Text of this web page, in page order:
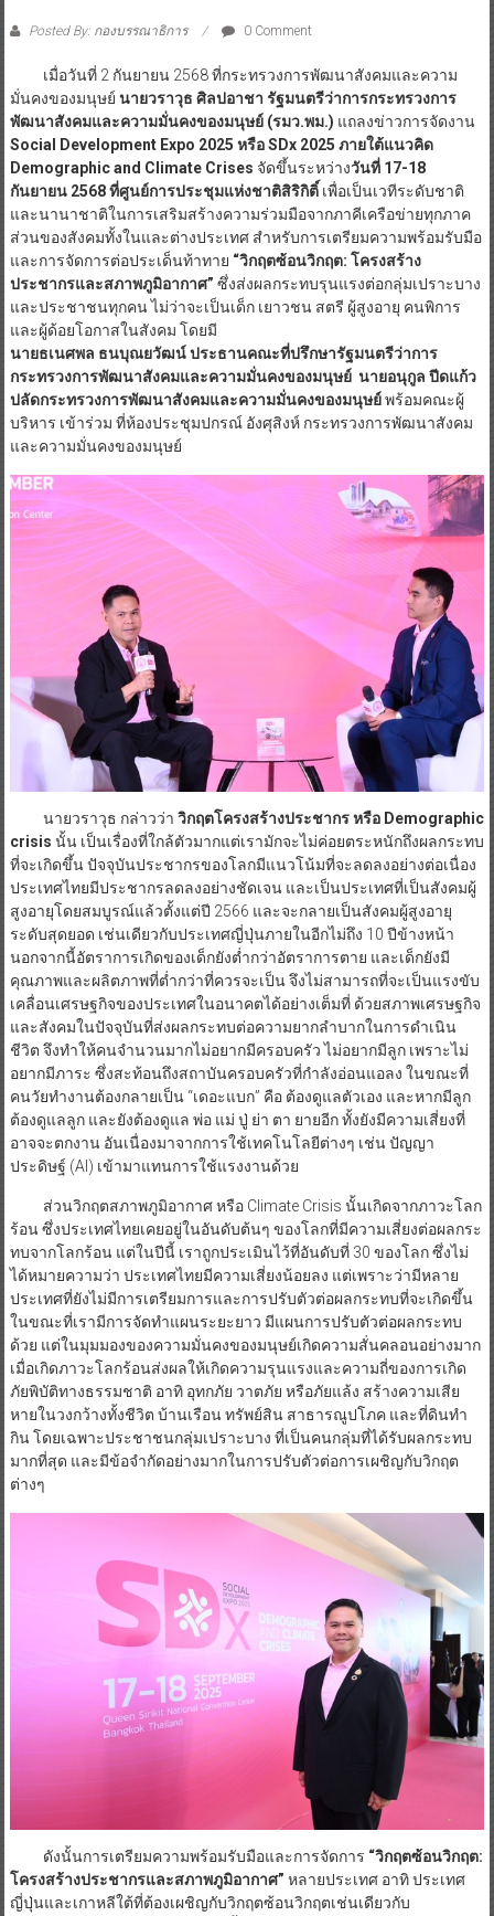
Posted By: กองบรรณาธิการ 0 Comment
เมื่อวันที่ 2 กันยายน 2568 ที่กระทรวงการพัฒนาสังคมและความ
มั่นคงของมนุษย์ นายวราวุธ ศิลปอาชา รัฐมนตรีว่าการกระทรวงการ
พัฒนาสังคมและความมั่นคงของมนุษย์ (รมว.พม.) แถลงข่าวการจัดงาน
Social Development Expo 2025 หรือ SDx 2025 ภายใต้แนวคิด
Demographic and Climate Crises จัดขึ้นระหว่างวันที่ 17-18
กันยายน 2568 ที่ศูนย์การประชุมแห่งชาติสิริกิติ์เพื่อเป็นเวทีระดับชาติ
และนานาชาติในการเสริมสร้างความร่วมมือจากภาคีเครือข่ายทุกภาค
ส่วนของสังคมทั้งในและต่างประเทศ สำหรับการเตรียมความพร้อมรับมือ
และการจัดการต่อประเด็นท้าทาย “วิกฤตซ้อนวิกฤต: โครงสร้าง
ประชากรและสภาพภูมิอากาศ” ซึ่งส่งผลกระทบรุนแรงต่อกลุ่มเปราะบาง
และประชาชนทุกคน ไม่ว่าจะเป็นเด็ก เยาวชน สตรี ผู้สูงอายุ คนพิการ
และผู้ด้อยโอกาสในสังคม โดยมี
นายธเนศพล ธนบุณยวัฒน์ ประธานคณะที่ปรึกษารัฐมนตรีว่าการ
กระทรวงการพัฒนาสังคมและความมั่นคงของมนุษย์ นายอนุกูล ปีดแก้ว
ปลัดกระทรวงการพัฒนาสังคมและความมั่นคงของมนุษย์พร้อมคณะผู้
บริหาร เข้าร่วม ที่ห้องประชุมปกรณ์ อังศุสิงห์ กระทรวงการพัฒนาสังคม
และความมั่นคงของมนุษย์
นายวราวุธ กล่าวว่า วิกฤตโครงสร้างประชากร หรือ Demographic
crisis นั้น เป็นเรื่องที่ใกล้ตัวมากแต่เรามักจะไม่ค่อยตระหนักถึงผลกระทบ
ที่จะเกิดขึ้น ปัจจุบันประชากรของโลกมีแนวโน้มที่จะลดลงอย่างต่อเนื่อง
ประเทศไทยมีประชากรลดลงอย่างชัดเจน และเป็นประเทศที่เป็นสังคมผู้
สูงอายุโดยสมบูรณ์แล้วตั้งแต่ปี 2566 และจะกลายเป็นสังคมผู้สูงอายุ
ระดับสุดยอด เช่นเดียวกับประเทศญี่ปุ่นภายในอีกไม่ถึง 10 ปีข้างหน้า
นอกจากนี้อัตราการเกิดของเด็กยังต่ำกว่าอัตราการตาย และเด็กยังมี
คุณภาพและผลิตภาพที่ต่ำกว่าที่ควรจะเป็น จึงไม่สามารถที่จะเป็นแรงขับ
เคลื่อนเศรษฐกิจของประเทศในอนาคตได้อย่างเต็มที่ ด้วยสภาพเศรษฐกิจ
และสังคมในปัจจุบันที่ส่งผลกระทบต่อความยากลำบากในการดำเนิน
ชีวิต จึงทำให้คนจำนวนมากไม่อยากมีครอบครัว ไม่อยากมีลูก เพราะไม่
อยากมีภาระ ซึ่งสะท้อนถึงสถาบันครอบครัวที่กำลังอ่อนแอลง ในขณะที่
คนวัยทำงานต้องกลายเป็น “เดอะแบก” คือ ต้องดูแลตัวเอง และหากมีลูก
ต้องดูแลลูก และยังต้องดูแล พ่อ แม่ ปู่ ย่า ตา ยายอีก ทั้งยังมีความเสี่ยงที่
อาจจะตกงาน อันเนื่องมาจากการใช้เทคโนโลยีต่างๆ เช่น ปัญญา
ประดิษฐ์ (AI) เข้ามาแทนการใช้แรงงานด้วย
ส่วนวิกฤตสภาพภูมิอากาศ หรือ Climate Crisis นั้นเกิดจากภาวะโลก
ร้อน ซึ่งประเทศไทยเคยอยู่ในอันดับต้นๆ ของโลกที่มีความเสี่ยงต่อผลกระ
ทบจากโลกร้อน แต่ในปีนี้ เราถูกประเมินไว้ที่อันดับที่ 30 ของโลก ซึ่งไม่
ได้หมายความว่า ประเทศไทยมีความเสี่ยงน้อยลง แต่เพราะว่ามีหลาย
ประเทศที่ยังไม่มีการเตรียมการและการปรับตัวต่อผลกระทบที่จะเกิดขึ้น
ในขณะที่เรามีการจัดทำแผนระยะยาว มีแผนการปรับตัวต่อผลกระทบ
ด้วย แต่ในมุมมองของความมั่นคงของมนุษย์เกิดความสั่นคลอนอย่างมาก
เมื่อเกิดภาวะโลกร้อนส่งผลให้เกิดความรุนแรงและความถี่ของการเกิด
ภัยพิบัติทางธรรมชาติ อาทิ อุทกภัย วาตภัย หรือภัยแล้ง สร้างความเสีย
หายในวงกว้างทั้งชีวิต บ้านเรือน ทรัพย์สิน สาธารณูปโภค และที่ดินทำ
กิน โดยเฉพาะประชาชนกลุ่มเปราะบาง ที่เป็นคนกลุ่มที่ได้รับผลกระทบ
มากที่สุด และมีข้อจำกัดอย่างมากในการปรับตัวต่อการเผชิญกับวิกฤต
ต่างๆ
ดังนั้นการเตรียมความพร้อมรับมือและการจัดการ “วิกฤตซ้อนวิกฤต:
โครงสร้างประชากรและสภาพภูมิอากาศ” หลายประเทศ อาทิ ประเทศ
ญี่ปุ่นและเกาหลีใต้ที่ต้องเผชิญกับวิกฤตซ้อนวิกฤตเช่นเดียวกับ